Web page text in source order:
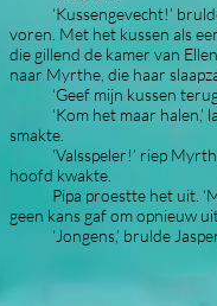
‘Kussengevecht!’ brulde
voren. Met het kussen als
die gillend de kamer van
naar Myrthe, die haar
‘Geef mijn kussen
‘Kom het maar halen,’
smakte.
‘Valsspeler!’ riep
hoofd kwakte.
Pipa proestte het uit.
geen kans gaf om opnieuw
‘Jongens,’ brulde Jasper,